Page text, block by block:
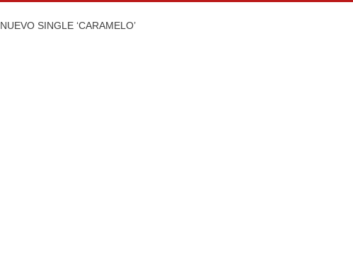
SINGLE ‘CARAMELO’